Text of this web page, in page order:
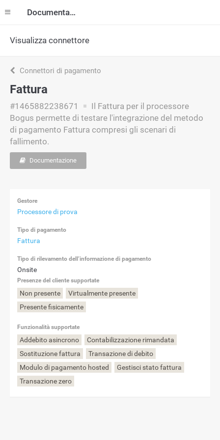
Documentazione
Visualizza connettore
Connettori di pagamento
Fattura
#1465882238671
Il Fattura per il processore
Bogus permette di testare l'integrazione del metodo
di pagamento Fattura compresi gli scenari di
fallimento.
Documentazione
Gestore
Processore di prova
Tipo di pagamento
Fattura
Tipo di rilevamento dell’informazione di pagamento
Onsite
Presenze del cliente supportate
Non presente
Virtualmente presente
Presente fisicamente
Funzionalità supportate
Addebito asincrono
Contabilizzazione rimandata
Sostituzione fattura
Transazione di debito
Modulo di pagamento hosted
Gestisci stato fattura
Transazione zero